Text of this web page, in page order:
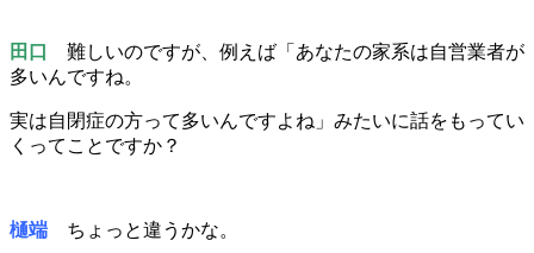
田口
難しいのですが、例えば「あなたの家系は自営業者が
多いんですね。
実は自閉症の方って多いんですよね」みたいに話をもってい
くってことですか？
樋端 ちょっと違うかな。